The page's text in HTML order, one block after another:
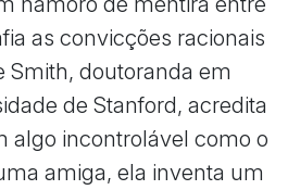
as convicções racionais
Smith, doutoranda em
de Stanford, acredita
algo incontrolável como o
amiga, ela inventa um